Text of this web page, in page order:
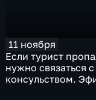
11 ноября
Если турист
нужно связаться с
консульством.